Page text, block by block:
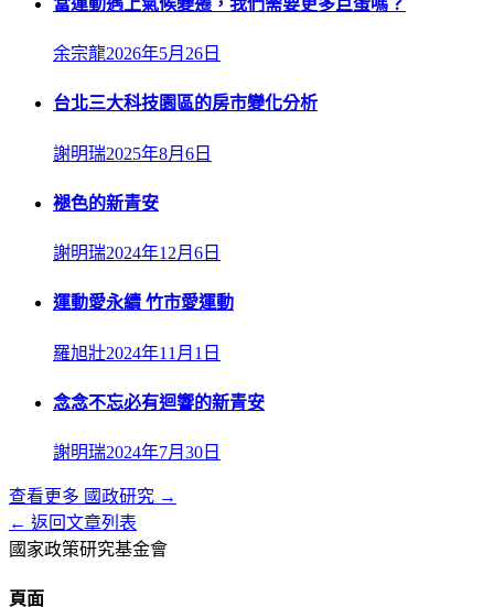
余宗龍2026年5月26日
台北三大科技園區的房市變化分析
謝明瑞2025年8月6日
褪色的新青安
謝明瑞2024年12月6日
運動愛永續 竹市愛運動
羅旭壯2024年11月1日
念念不忘必有迴響的新青安
謝明瑞2024年7月30日
查看更多 國政研究 →
← 返回文章列表
國家政策研究基金會
頁面